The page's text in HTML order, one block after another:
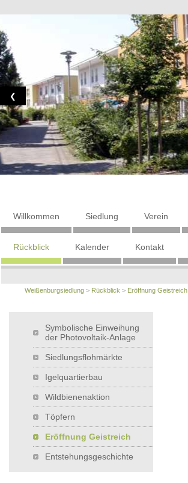
❮
Willkommen Siedlung Verein
Rückblick Kalender Kontakt
Weißenburgsiedlung > Rückblick > Eröffnung Geistreich
Symbolische Einweihung
der Photovoltaik-Anlage
Siedlungsflohmärkte
Igelquartierbau
Wildbienenaktion
Töpfern
Eröffnung Geistreich
Entstehungsgeschichte